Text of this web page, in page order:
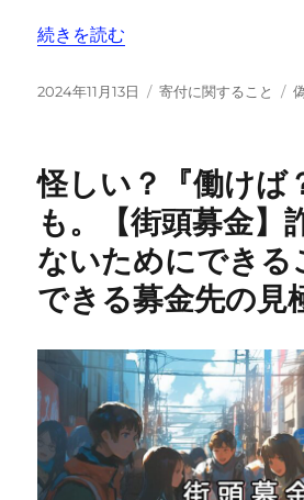
“まとめ：実はあの人も？【芸能
続きを読む
投
2024年11月13日
カ
寄付に関すること
怪しい？『働けば
も。【街頭募金】
ないためにできる
できる募金先の見